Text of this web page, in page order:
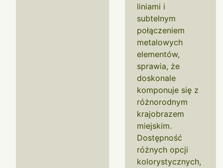
liniami i
subtelnym
połączeniem
metalowych
elementów,
sprawia, że
doskonale
komponuje się z
różnorodnym
krajobrazem
miejskim.
Dostępność
różnych opcji
kolorystycznych,